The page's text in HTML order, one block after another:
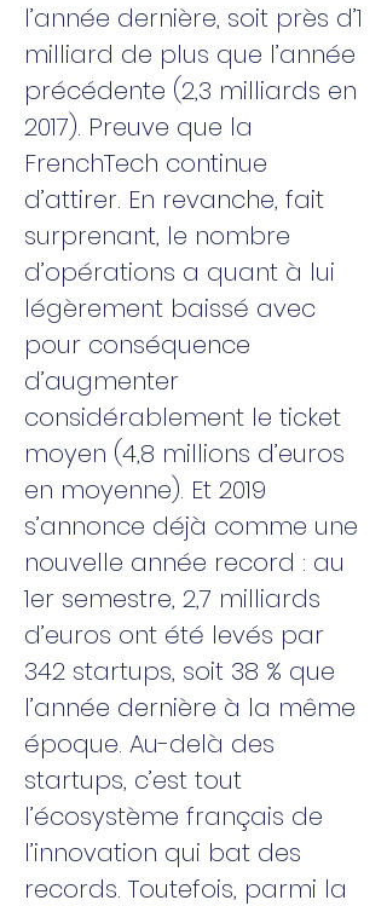
l’année dernière, soit près d’1
milliard de plus que l’année
précédente (2,3 milliards en
2017). Preuve que la
FrenchTech continue
d’attirer. En revanche, fait
surprenant, le nombre
d’opérations a quant à lui
légèrement baissé avec
pour conséquence
d’augmenter
considérablement le ticket
moyen (4,8 millions d’euros
en moyenne). Et 2019
s’annonce déjà comme une
nouvelle année record : au
1er semestre, 2,7 milliards
d’euros ont été levés par
342 startups, soit 38 % que
l’année dernière à la même
époque. Au-delà des
startups, c’est tout
l’écosystème français de
l’innovation qui bat des
records. Toutefois, parmi la